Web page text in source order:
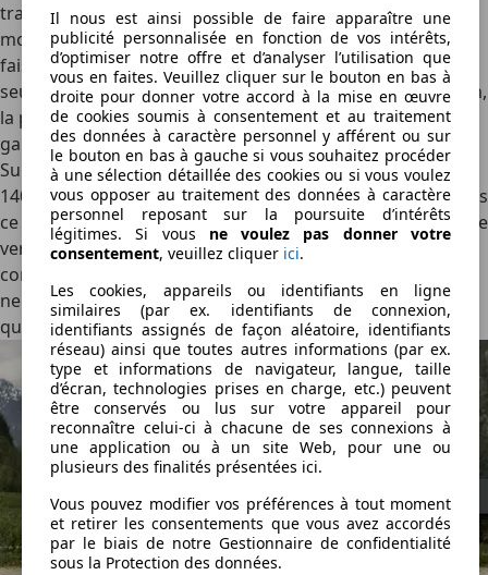
transmission intégrale. Cette dernière rajoute un autre
moteur sur le train arrière pour un total de 380 ch. Ce
faisant, ce break passe la barre des 100 km/h en
seulement 4,4 secondes et s’octroie, par la même occasion,
la palme de « la deuxième Toyota la plus puissante de la
gamme », derrière la GR Supra.
Sur la route
140 mm supplémentaires et un hayon ne transforment pas
ce bZ4X Touring en un grand break pataud, loin de là. Cette
version reprenant toute la technologie du crossover, elle
conserve également sa dynamique de conduite stable et
neutre. Rares sont les grandes familiales de plus de 4,8 m
qui s’en sortent aussi bien sur un col de montagne.
Il nous est ainsi possible de faire apparaître une
publicité personnalisée en fonction de vos intérêts,
d’optimiser notre offre et d’analyser l’utilisation que
vous en faites. Veuillez cliquer sur le bouton en bas à
droite pour donner votre accord à la mise en œuvre
de cookies soumis à consentement et au traitement
des données à caractère personnel y afférent ou sur
le bouton en bas à gauche si vous souhaitez procéder
à une sélection détaillée des cookies ou si vous voulez
vous opposer au traitement des données à caractère
personnel reposant sur la poursuite d’intérêts
légitimes. Si vous ne voulez pas donner votre
consentement, veuillez cliquer ici.
Les cookies, appareils ou identifiants en ligne
similaires (par ex. identifiants de connexion,
identifiants assignés de façon aléatoire, identifiants
réseau) ainsi que toutes autres informations (par ex.
type et informations de navigateur, langue, taille
d’écran, technologies prises en charge, etc.) peuvent
être conservés ou lus sur votre appareil pour
reconnaître celui-ci à chacune de ses connexions à
une application ou à un site Web, pour une ou
plusieurs des finalités présentées ici.
Vous pouvez modifier vos préférences à tout moment
et retirer les consentements que vous avez accordés
par le biais de notre Gestionnaire de confidentialité
sous la Protection des données.